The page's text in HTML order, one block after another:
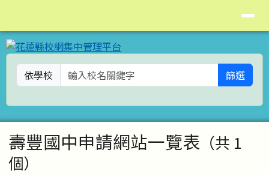
依學校 篩選
主內容區域
壽豐國中申請網站一覽表 （共 1
個）
頁尾區域